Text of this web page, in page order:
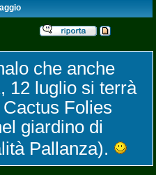
che anche
12 luglio si terrà
Folies
giardino di
Pallanza).